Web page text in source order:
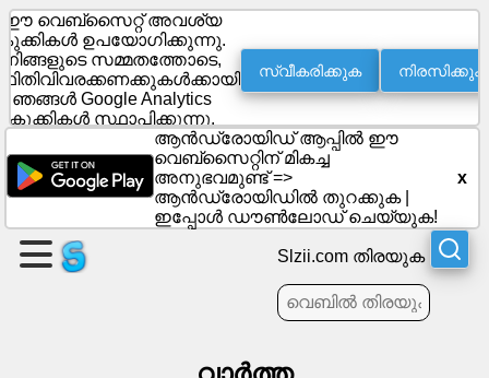
ഒരു
പേജ്
ഗ്രൂപ്പ്
ഈ വെബ്സൈറ്റ് അവശ്യ
ഉപയോഗിക്കുന്നു.
നിങ്ങളുടെ സമ്മതത്തോടെ,
ഞങ്ങൾ Google Analytics
കുക്കികൾ സ്ഥാപിക്കുന്നു.
സ്വീകരിക്കുക നിരസിക്കുക
ആൻഡ്രോയിഡ് ആപ്പിൽ ഈ
വെബ്‌സൈറ്റിന് മികച്ച
അനുഭവമുണ്ട് =>
ആൻഡ്രോയിഡിൽ തുറക്കുക
ഇപ്പോൾ ഡൗൺലോഡ് ചെയ്യുക!
x
Slzii.com തിരയുക